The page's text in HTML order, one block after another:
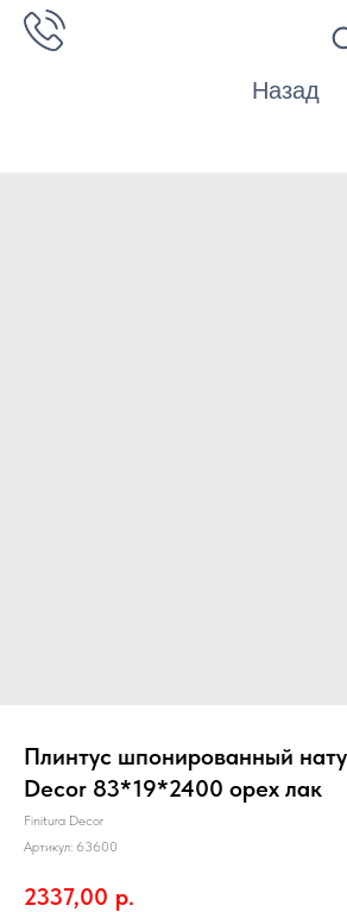
Назад
Плинтус шпонированный
Decor 83*19*2400 орех лак
Finitura Decor
Артикул: 63600
2337,00 р.